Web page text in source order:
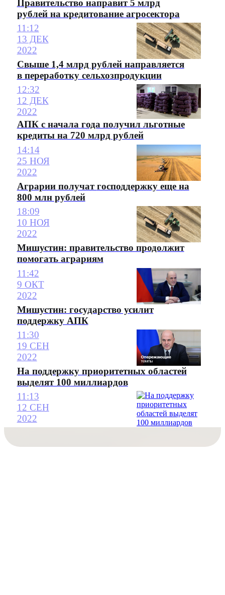
Правительство направит 5 млрд
рублей на кредитование агросектора
11:12
13 ДЕК
2022
Свыше 1,4 млрд рублей направляется
в переработку сельхозпродукции
12:32
12 ДЕК
2022
АПК с начала года получил льготные
кредиты на 720 млрд рублей
14:14
25 НОЯ
2022
Аграрии получат господдержку еще на
800 млн рублей
18:09
10 НОЯ
2022
Мишустин: правительство продолжит
помогать аграриям
11:42
9 ОКТ
2022
Мишустин: государство усилит
поддержку АПК
11:30
19 СЕН
2022
На поддержку приоритетных областей
выделят 100 миллиардов
11:13
12 СЕН
2022